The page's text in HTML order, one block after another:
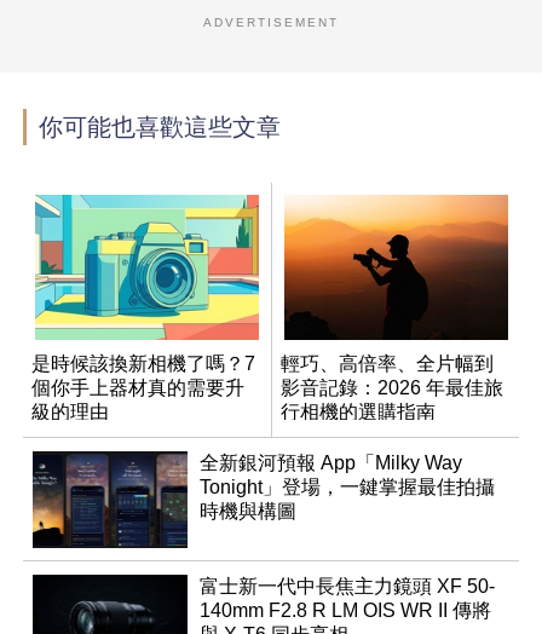
ADVERTISEMENT
你可能也喜歡這些文章
是時候該換新相機了嗎？7
個你手上器材真的需要升
級的理由
輕巧、高倍率、全片幅到
影音記錄：2026 年最佳旅
行相機的選購指南
全新銀河預報 App「Milky Way
Tonight」登場，一鍵掌握最佳拍攝
時機與構圖
富士新一代中長焦主力鏡頭 XF 50-
140mm F2.8 R LM OIS WR II 傳將